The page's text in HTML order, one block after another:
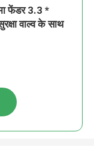
फेंडर 3.3 *
वाल्व के साथ